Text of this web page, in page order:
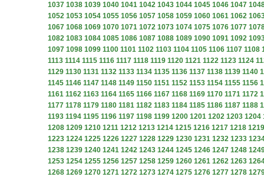
1037 1038 1039 1040 1041 1042 1043 1044 1045 1046 1047
1052 1053 1054 1055 1056 1057 1058 1059 1060 1061 1062
1067 1068 1069 1070 1071 1072 1073 1074 1075 1076 1077
1082 1083 1084 1085 1086 1087 1088 1089 1090 1091 1092
1097 1098 1099 1100 1101 1102 1103 1104 1105 1106 1107 1108
1113 1114 1115 1116 1117 1118 1119 1120 1121 1122 1123 1124
1129 1130 1131 1132 1133 1134 1135 1136 1137 1138 1139 1140
1145 1146 1147 1148 1149 1150 1151 1152 1153 1154 1155 1156
1161 1162 1163 1164 1165 1166 1167 1168 1169 1170 1171 1172
1177 1178 1179 1180 1181 1182 1183 1184 1185 1186 1187 1188
1193 1194 1195 1196 1197 1198 1199 1200 1201 1202 1203 1204
1208 1209 1210 1211 1212 1213 1214 1215 1216 1217 1218 1219
1223 1224 1225 1226 1227 1228 1229 1230 1231 1232 1233
1238 1239 1240 1241 1242 1243 1244 1245 1246 1247 1248
1253 1254 1255 1256 1257 1258 1259 1260 1261 1262 1263
1268 1269 1270 1271 1272 1273 1274 1275 1276 1277 1278